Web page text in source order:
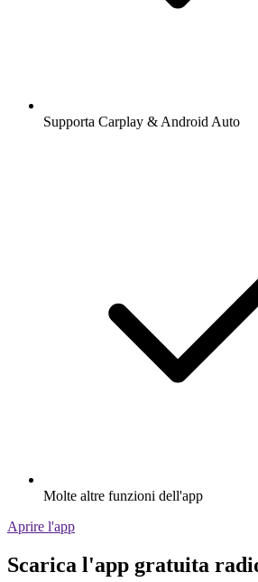
Supporta Carplay & Android Auto
Molte altre funzioni dell'app
Aprire l'app
Scarica l'app gratuita